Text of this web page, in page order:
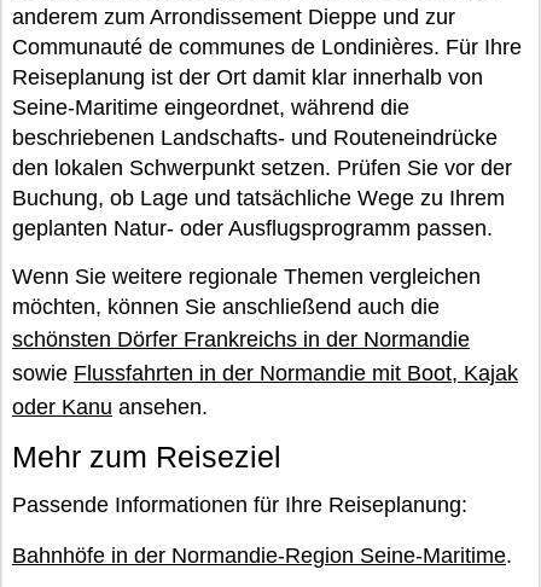
anderem zum Arrondissement Dieppe und zur
Communauté de communes de Londinières. Für Ihre
Reiseplanung ist der Ort damit klar innerhalb von
Seine-Maritime eingeordnet, während die
beschriebenen Landschafts- und Routeneindrücke
den lokalen Schwerpunkt setzen. Prüfen Sie vor der
Buchung, ob Lage und tatsächliche Wege zu Ihrem
geplanten Natur- oder Ausflugsprogramm passen.
Wenn Sie weitere regionale Themen vergleichen
möchten, können Sie anschließend auch die
schönsten Dörfer Frankreichs in der Normandie
sowie Flussfahrten in der Normandie mit Boot, Kajak
oder Kanu ansehen.
Mehr zum Reiseziel
Passende Informationen für Ihre Reiseplanung:
Bahnhöfe in der Normandie-Region Seine-Maritime.